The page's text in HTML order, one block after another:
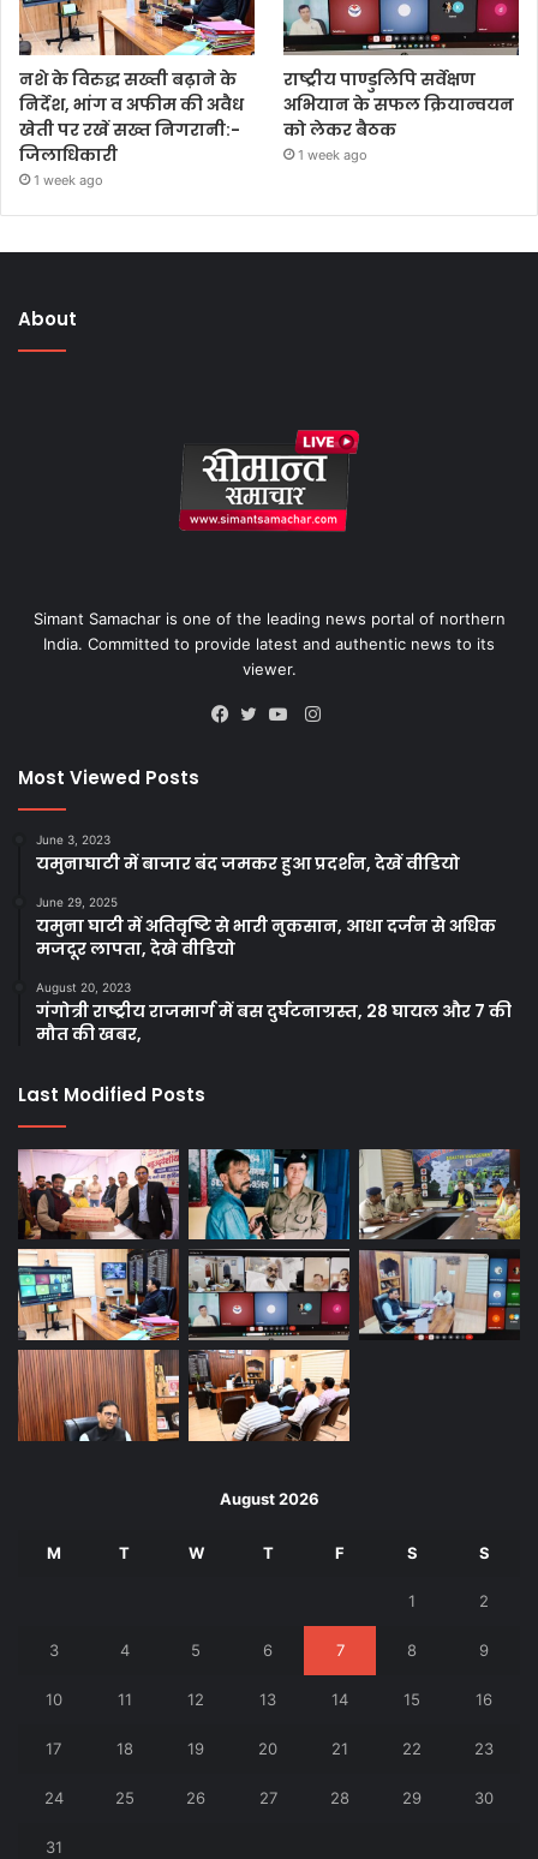
नशे के विरुद्ध सख्ती बढ़ाने के
निर्देश, भांग व अफीम की अवैध
खेती पर रखें सख्त निगरानी:-
जिलाधिकारी
1 week ago
राष्ट्रीय पाण्डुलिपि सर्वेक्षण
अभियान के सफल क्रियान्वयन
को लेकर बैठक
1 week ago
About
Simant Samachar is one of the leading news portal of northern
India. Committed to provide latest and authentic news to its
viewer.
Instagram
Most Viewed Posts
June 3, 2023
यमुनाघाटी में बाजार बंद जमकर हुआ प्रदर्शन, देखें वीडियो
June 29, 2025
यमुना घाटी में अतिवृष्टि से भारी नुकसान, आधा दर्जन से अधिक
मजदूर लापता, देखे वीडियो
August 20, 2023
गंगोत्री राष्ट्रीय राजमार्ग में बस दुर्घटनाग्रस्त, 28 घायल और 7 की
मौत की खबर,
Last Modified Posts
August 2026
M T W T F S S
1 2
3 4 5 6 7 8 9
10 11 12 13 14 15 16
17 18 19 20 21 22 23
24 25 26 27 28 29 30
31